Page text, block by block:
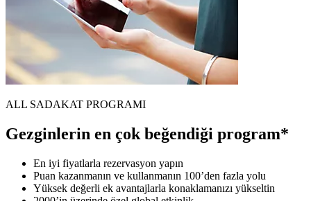
ALL SADAKAT PROGRAMI
Gezginlerin en çok beğendiği program*
En iyi fiyatlarla rezervasyon yapın
Puan kazanmanın ve kullanmanın 100’den fazla yolu
Yüksek değerli ek avantajlarla konaklamanızı yükseltin